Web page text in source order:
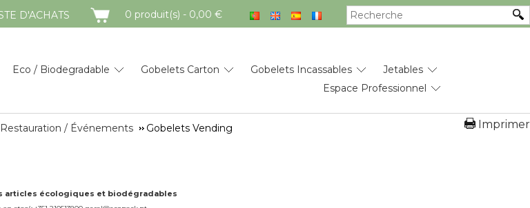
D'ACHATS PANIER
0 produit(s) - 0,00 €
Eco / Biodegradable Gobelets Carton Gobelets Incassables
Jetables
Espace Professionnel
Imprimer
Restauration / Événements Gobelets Vending
articles écologiques et biodégradables